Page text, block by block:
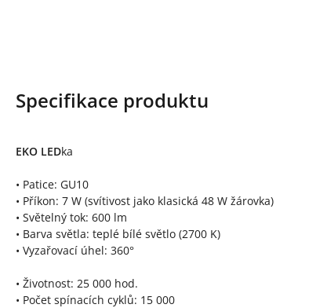
Specifikace produktu
EKO LEDka
• Patice: GU10
• Příkon: 7 W (svítivost jako klasická 48 W žárovka)
• Světelný tok: 600 lm
• Barva světla: teplé bílé světlo (2700 K)
• Vyzařovací úhel: 360°
• Životnost: 25 000 hod.
• Počet spínacích cyklů: 15 000